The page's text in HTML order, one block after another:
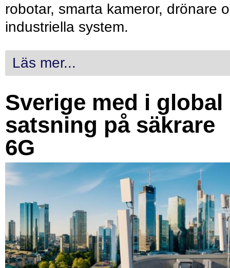
robotar, smarta kameror, drönare
industriella system.
Läs mer...
Sverige med i global
satsning på säkrare
6G